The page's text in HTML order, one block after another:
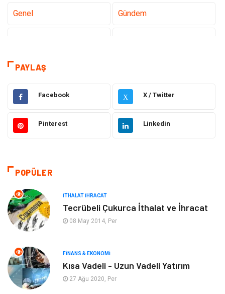
Genel Gündem
Tanıtıcı Reklam
Gıda Elektrik Elektronik
Eğitim & Kariyer Hukuk
Ulaşım ve Taşımacılık
Bilgisayar ve Yazılım
Emlak
Eğitim Kurumları Tatil
PAYLAŞ
Facebook X X / Twitter
Pinterest Linkedin
POPÜLER
İTHALAT İHRACAT
Tecrübeli Çukurca İthalat ve İhracat
08 May 2014, Per
FINANS & EKONOMI
Kısa Vadeli - Uzun Vadeli Yatırım
27 Ağu 2020, Per